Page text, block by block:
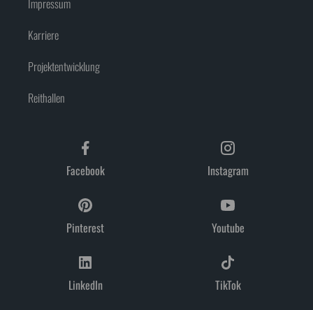
Impressum
Karriere
Projektentwicklung
Reithallen
Facebook Instagram
Pinterest Youtube
LinkedIn TikTok